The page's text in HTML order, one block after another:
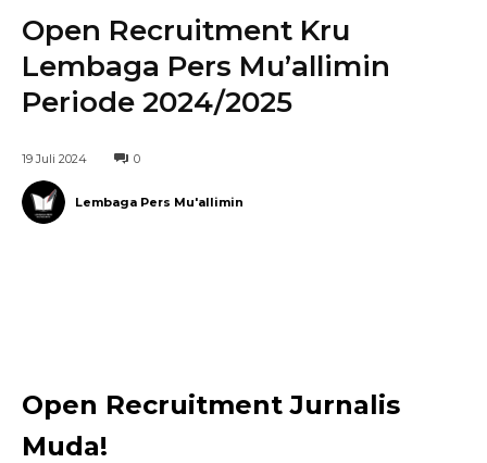
Open Recruitment Kru
Lembaga Pers Mu’allimin
Periode 2024/2025
19 Juli 2024 0
Lembaga Pers Mu'allimin
Open Recruitment Jurnalis
Muda!